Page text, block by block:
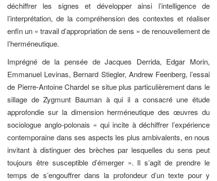
déchiffrer les signes et développer ainsi l’intelligence de
l’interprétation, de la compréhension des contextes et réaliser
enfin un « travail d’appropriation de sens » de renouvellement de
l’herméneutique.
Imprégné de la pensée de Jacques Derrida, Edgar Morin,
Emmanuel Levinas, Bernard Stiegler, Andrew Feenberg, l’essai
de Pierre-Antoine Chardel se situe plus particulièrement dans le
sillage de Zygmunt Bauman à qui il a consacré une étude
approfondie sur la dimension herméneutique des œuvres du
sociologue anglo-polonais « qui incite à déchiffrer l’expérience
contemporaine dans ses aspects les plus ambivalents, en nous
invitant à distinguer des brèches par lesquelles du sens peut
toujours être susceptible d’émerger ». Il s’agit de prendre le
temps de s’engouffrer dans la profondeur d’un texte pour y